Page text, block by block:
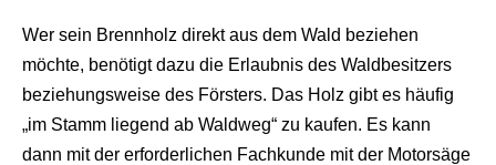
Wer sein Brennholz direkt aus dem Wald beziehen
möchte, benötigt dazu die Erlaubnis des Waldbesitzers
beziehungsweise des Försters. Das Holz gibt es häufig
„im Stamm liegend ab Waldweg“ zu kaufen. Es kann
dann mit der erforderlichen Fachkunde mit der Motorsäge